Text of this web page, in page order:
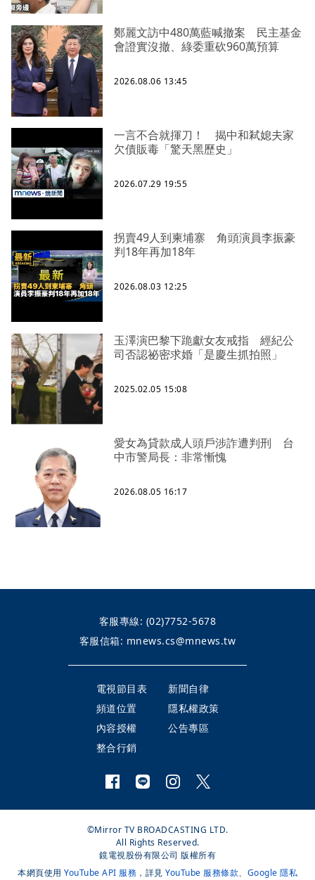
鄭麗文訪中480萬藍喊撤案 民主基金
會證實沒撤、綠委重砍960萬預算
2026.08.06 13:45
一言不合就揮刀！ 揭中和弒媳夫家
欠債販毒「驚天黑歷史」
2026.07.29 19:55
拐賣49人到柬埔寨 角頭演員李振豪
判18年再加18年
2026.08.03 12:25
玉澤演巴黎下跪獻女友戒指 經紀公
司否認祕密求婚「是慶生抓拍照」
2025.02.05 15:08
愛女為貸款成人頭戶涉詐遭判刑 台
中市警局長：非常慚愧
2026.08.05 16:17
客服專線: (02)7752-5678
客服信箱: mnews.cs@mnews.tw
電視節目表
新聞自律
頻道位置
隱私權政策
內容授權
公告專區
整合行銷
©Mirror TV BROADCASTING LTD.
All Rights Reserved.
鏡電視股份有限公司 版權所有
本網頁使用 YouTube API 服務 ，詳見 YouTube 服務條款、 Google 隱私